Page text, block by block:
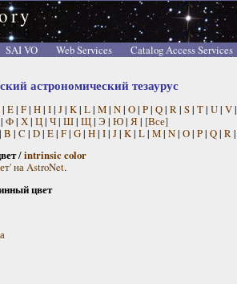
SAI VO Web Services
Catalog Access Services
астрономический тезаурус
| E| F| H| I| J| K| L| M| N| O| P| Q| R | S| T| U| V|
Ф| Х| Ц| Ч| Ш| Щ| Э | Ю| Я| [Все]
| B | C | D| E| F| G| H| I| J| K| L| M| N| O| P| Q| R |
/intrinsic color
на AstroNet.
цвет